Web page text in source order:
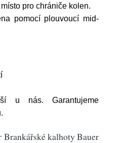
pro chrániče kolen.
pomocí plouvoucí mid-
u nás. Garantujeme
Brankářské kalhoty Bauer